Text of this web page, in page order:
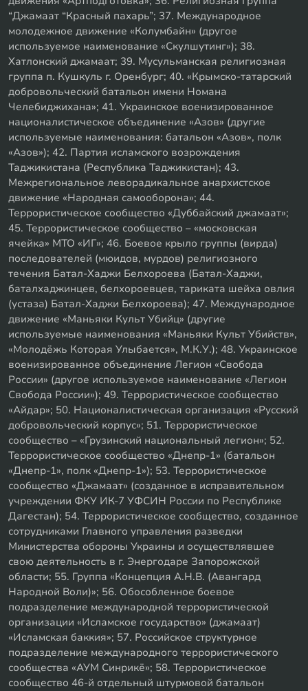
“Джамаат “Красный пахарь”; 37. Международное
молодежное движение «Колумбайн» (другое
используемое наименование «Скулшутинг»); 38.
Хатлонский джамаат; 39. Мусульманская религиозная
группа п. Кушкуль г. Оренбург; 40. «Крымско-татарский
добровольческий батальон имени Номана
Челебиджихана»; 41. Украинское военизированное
националистическое объединение «Азов» (другие
используемые наименования: батальон «Азов», полк
«Азов»); 42. Партия исламского возрождения
Таджикистана (Республика Таджикистан); 43.
Межрегиональное леворадикальное анархистское
движение «Народная самооборона»; 44.
Террористическое сообщество «Дуббайский джамаат»;
45. Террористическое сообщество – «московская
ячейка» МТО «ИГ»; 46. Боевое крыло группы (вирда)
последователей (мюидов, мурдов) религиозного
течения Батал-Хаджи Белхороева (Батал-Хаджи,
баталхаджинцев, белхороевцев, тариката шейха овлия
(устаза) Батал-Хаджи Белхороева); 47. Международное
движение «Маньяки Культ Убийц» (другие
используемые наименования «Маньяки Культ Убийств»,
«Молодёжь Которая Улыбается», М.К.У.); 48. Украинское
военизированное объединение Легион «Свобода
России» (другое используемое наименование «Легион
Свобода России»); 49. Террористическое сообщество
«Айдар»; 50. Националистическая организация «Русский
добровольческий корпус»; 51. Террористическое
сообщество – «Грузинский национальный легион»; 52.
Террористическое сообщество «Днепр-1» (батальон
«Днепр-1», полк «Днепр-1»); 53. Террористическое
сообщество «Джамаат» (созданное в исправительном
учреждении ФКУ ИК-7 УФСИН России по Республике
Дагестан); 54. Террористическое сообщество, созданное
сотрудниками Главного управления разведки
Министерства обороны Украины и осуществлявшее
свою деятельность в г. Энергодаре Запорожской
области; 55. Группа «Концепция А.Н.В. (Авангард
Народной Воли)»; 56. Обособленное боевое
подразделение международной террористической
организации «Исламское государство» (джамаат)
«Исламская баккия»; 57. Российское структурное
подразделение международного террористического
сообщества «АУМ Синрикё»; 58. Террористическое
сообщество 46-й отдельный штурмовой батальон